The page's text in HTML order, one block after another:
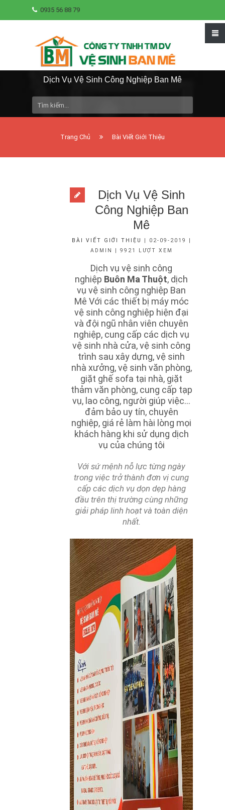
0935 56 88 79
Dịch Vụ Vệ Sinh Công Nghiệp Ban Mê
Trang Chủ Bài Viết Giới Thiệu
Dịch Vụ Vệ Sinh
Công Nghiệp Ban
Mê
BÀI VIẾT GIỚI THIỆU
| 02-09-2019 |
ADMIN | 9921 LƯỢT XEM
Dịch vụ vệ sinh công
nghiệp Buôn Ma Thuột, dịch
vụ vệ sinh công nghiệp Ban
Mê Với các thiết bị máy móc
vệ sinh công nghiệp hiện đại
và đội ngũ nhân viên chuyên
nghiệp, cung cấp các dịch vụ
vệ sinh nhà cửa, vệ sinh công
trình sau xây dựng, vệ sinh
nhà xưởng, vệ sinh văn phòng,
giặt ghế sofa tại nhà, giặt
thảm văn phòng, cung cấp tạp
vụ, lao công, người giúp việc…
đảm bảo uy tín, chuyên
nghiệp, giá rẻ làm hài lòng mọi
khách hàng khi sử dụng dịch
vụ của chúng tôi
Với sứ mệnh nỗ lực từng ngày
trong việc trở thành đơn vị cung
cấp các dịch vụ dọn dẹp hàng
đầu trên thị trường cùng những
giải pháp linh hoạt và toàn diện
nhất.